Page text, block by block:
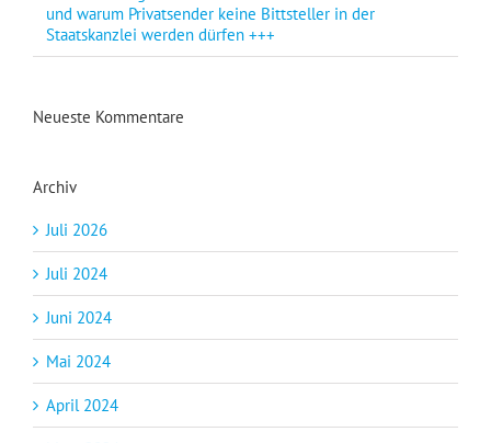
und warum Privatsender keine Bittsteller in der
Staatskanzlei werden dürfen +++
Neueste Kommentare
Archiv
Juli 2026
Juli 2024
Juni 2024
Mai 2024
April 2024